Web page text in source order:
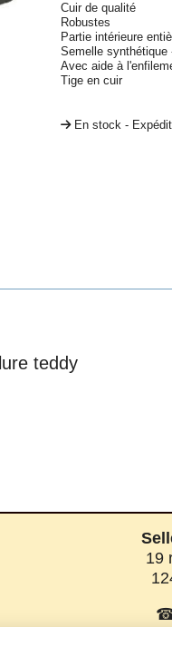
Cuir de qualité
Robustes
Partie intérieure
Semelle synthétique
Avec aide à
Tige en cuir
En stock -
teddy
19
☎